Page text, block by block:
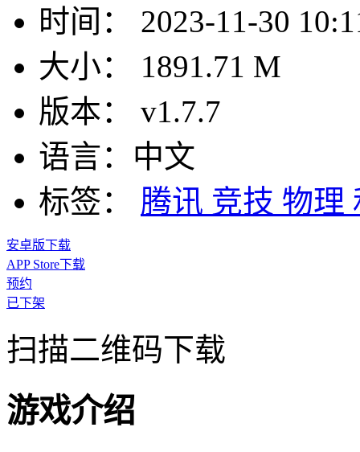
时间：
2023-11-30
大小：
1891.71 M
版本：
v1.7.7
语言： 中文
标签：
腾讯 竞技 物理
安卓版下载
APP Store下载
预约
已下架
扫描二维码下载
游戏介绍